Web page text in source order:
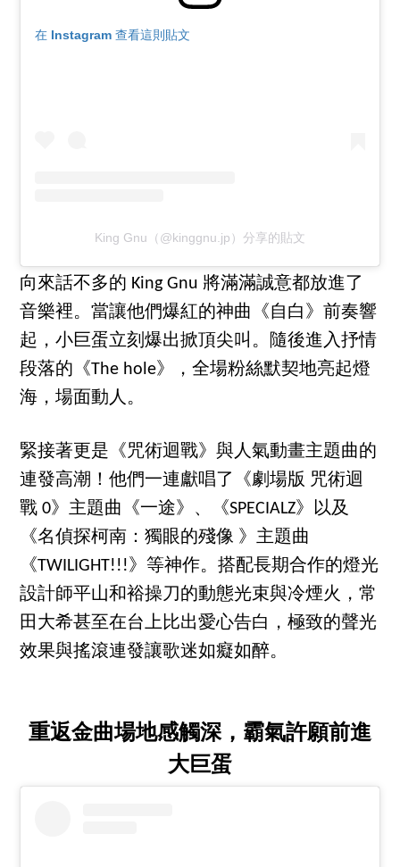
在 Instagram 查看這則貼文
King Gnu（@kinggnu.jp）分享的貼文
向來話不多的 King Gnu 將滿滿誠意都放進了
音樂裡。當讓他們爆紅的神曲《自白》前奏響
起，小巨蛋立刻爆出掀頂尖叫。隨後進入抒情
段落的《The hole》，全場粉絲默契地亮起燈
海，場面動人。
緊接著更是《咒術迴戰》與人氣動畫主題曲的
連發高潮！他們一連獻唱了《劇場版 咒術迴
戰 0》主題曲《一途》、《SPECIALZ》以及
《名偵探柯南：獨眼的殘像 》主題曲
《TWILIGHT!!!》等神作。搭配長期合作的燈光
設計師平山和裕操刀的動態光束與冷煙火，常
田大希甚至在台上比出愛心告白，極致的聲光
效果與搖滾連發讓歌迷如癡如醉。
重返金曲場地感觸深，霸氣許願前進
大巨蛋